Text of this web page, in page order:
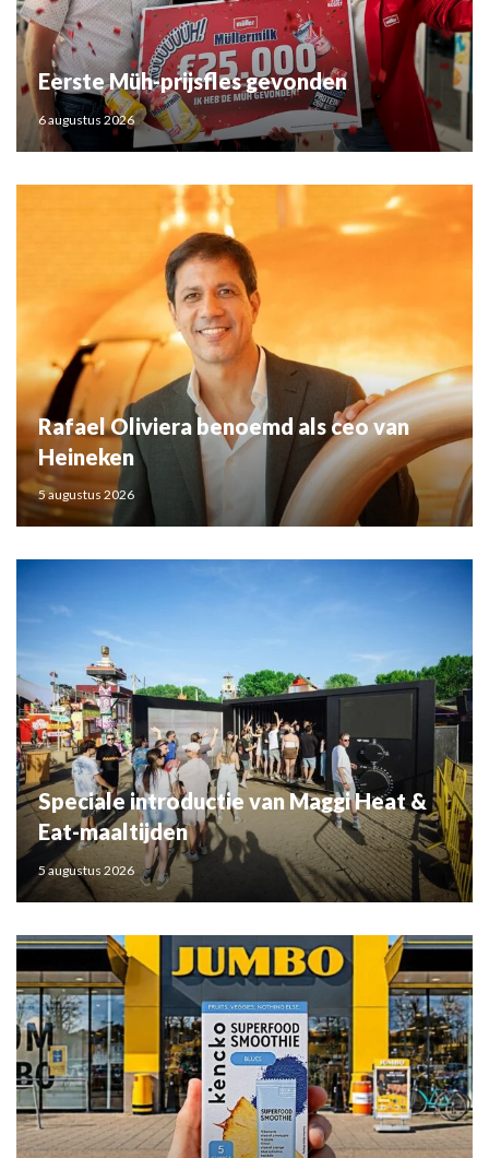
Eerste Müh-prijsfles gevonden
6 augustus 2026
Rafael Oliviera benoemd als ceo van
Heineken
5 augustus 2026
Speciale introductie van Maggi Heat &
Eat-maaltijden
5 augustus 2026